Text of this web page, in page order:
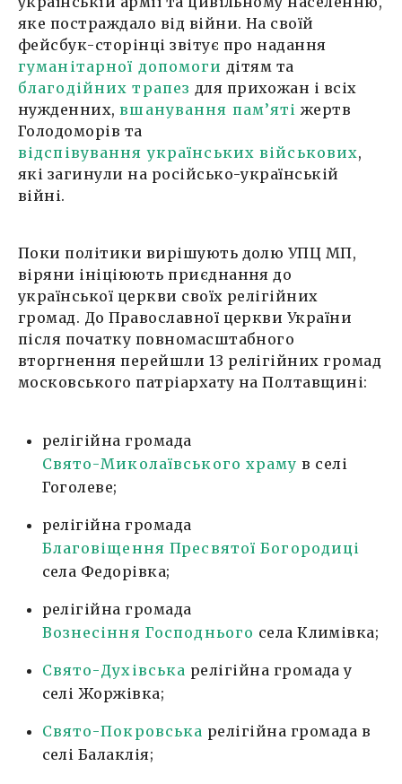
яке постраждало від війни. На своїй
фейсбук-сторінці звітує про надання
гуманітарної допомоги дітям та
благодійних трапез для прихожан і всіх
нужденних,вшанування пам’яті жертв
Голодоморів та
відспівування українських військових,
які загинули на російсько-українській
війні.
Поки політики вирішують долю УПЦ МП,
віряни ініціюють приєднання до
української церкви своїх релігійних
громад. До Православної церкви України
після початку повномасштабного
вторгнення перейшли 13 релігійних громад
московського патріархату на Полтавщині:
релігійна громада
Свято-Миколаївського храму в селі
Гоголеве;
релігійна громада
Благовіщення Пресвятої Богородиці
села Федорівка;
релігійна громада
Вознесіння Господнього села Климівка;
Свято-Духівська релігійна громада у
селі Жоржівка;
Свято-Покровська релігійна громада в
селі Балаклія;